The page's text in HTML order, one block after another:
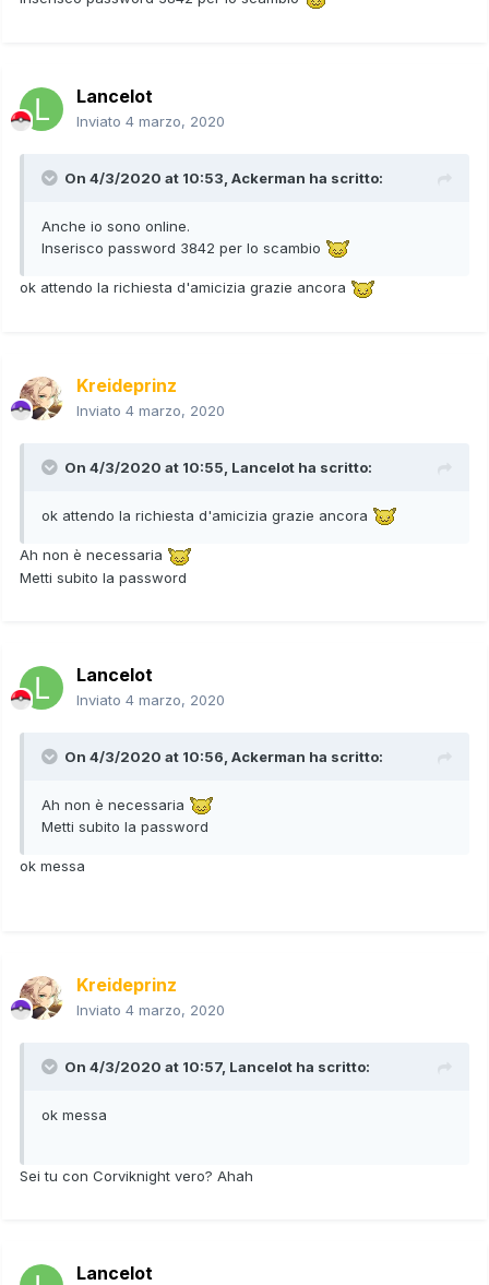
Lancelot
Inviato 4 marzo, 2020
On 4/3/2020 at 10:53, Ackerman ha scritto:
Anche io sono online.
Inserisco password 3842 per lo scambio
ok attendo la richiesta d'amicizia grazie ancora
Kreideprinz
Inviato 4 marzo, 2020
On 4/3/2020 at 10:55, Lancelot ha scritto:
ok attendo la richiesta d'amicizia grazie ancora
Ah non è necessaria
Metti subito la password
Lancelot
Inviato 4 marzo, 2020
On 4/3/2020 at 10:56, Ackerman ha scritto:
Ah non è necessaria
Metti subito la password
ok messa
Kreideprinz
Inviato 4 marzo, 2020
On 4/3/2020 at 10:57, Lancelot ha scritto:
ok messa
Sei tu con Corviknight vero? Ahah
Lancelot